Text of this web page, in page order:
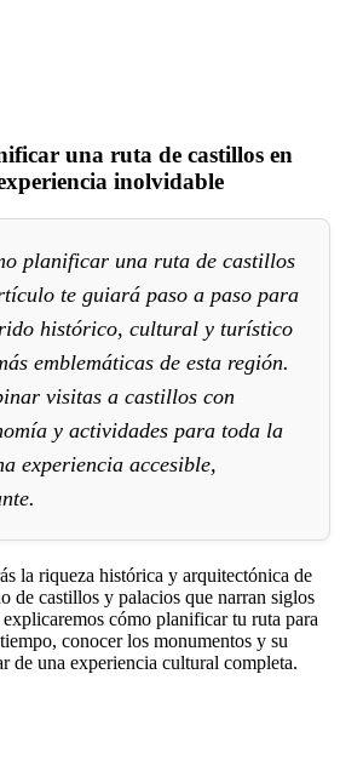
una ruta de castillos en
inolvidable
planificar una ruta de castillos
te guiará paso a paso para
histórico, cultural y turístico
emblemáticas de esta región.
visitas a castillos con
y actividades para toda la
experiencia accesible,
la riqueza histórica y arquitectónica de
de castillos y palacios que narran siglos
cómo planificar tu ruta para
conocer los monumentos y su
de una experiencia cultural completa.